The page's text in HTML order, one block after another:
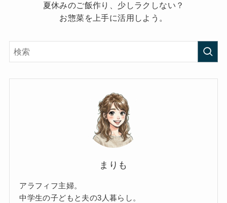
夏休みのご飯作り、少しラクしない？
お惣菜を上手に活用しよう。
まりも
アラフィフ主婦。
中学生の子どもと夫の3人暮らし。